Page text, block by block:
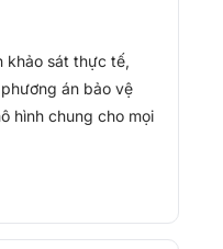
khảo sát thực tế,
án bảo vệ
hình chung cho mọi